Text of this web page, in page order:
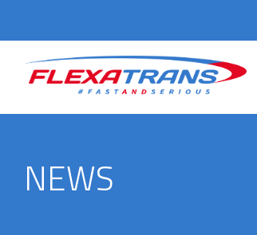
NEWS